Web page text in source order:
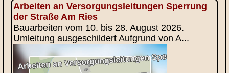
Arbeiten an Versorgungsleitungen Sperrung
der Straße Am Ries
Bauarbeiten vom 10. bis 28. August 2026.
Umleitung ausgeschildert Aufgrund von A...